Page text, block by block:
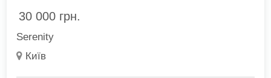
30 000 грн.
Serenity
Київ